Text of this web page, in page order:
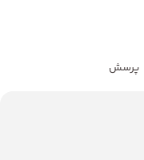
پرسش